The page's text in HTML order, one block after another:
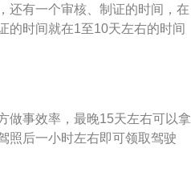
还有一个审核、制证的时间，在
的时间就在1至10天左右的时间
右，就可以拿到驾驶证了。如果
证的时间规定条款，根据《机
考试合格后，应当接受不少于半
示教育，并参加领证宣誓仪式。
做事效率，最晚15天左右可以拿
照后一小时左右即可领取驾驶
表明，取得驾照是一定形式的